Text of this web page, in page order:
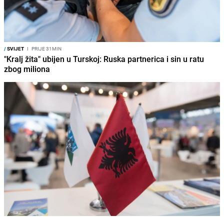
/SVIJET I PRIJE 31MIN
"Kralj žita" ubijen u Turskoj: Ruska partnerica i sin u ratu
zbog miliona